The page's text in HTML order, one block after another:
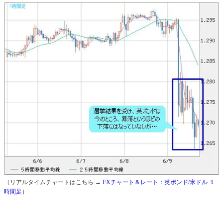
（リアルタイムチャートはこちら → FXチャート＆レート：英ポンド/米ドル １
時間足 ）